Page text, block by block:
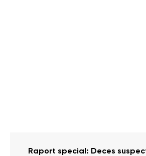
Raport special: Deces